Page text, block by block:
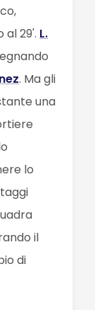
al 29'. L.
. Ma gli
una
lo
il
di